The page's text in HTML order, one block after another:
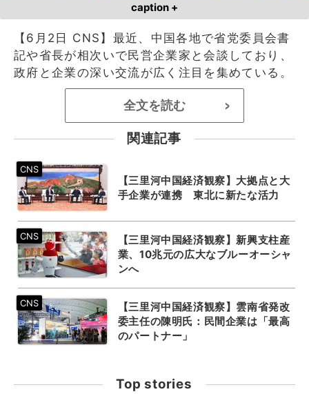
caption +
【6月2日 CNS】最近、中国各地で省党委員会書
記や省長が相次いで民営企業家と会談しており、
政府と企業の深い交流が広く注目を集めている。
全文を読む >
関連記事
【三里河中国経済観察】大拠点と大
手企業が連携 東北に新たな活力
【三里河中国経済観察】新興支柱産
業、10兆元の広大なブルーオーシャ
ンへ
【三里河中国経済観察】雲南省発改
委主任の陳明氏：民間企業は「最高
のパートナー」
Top stories